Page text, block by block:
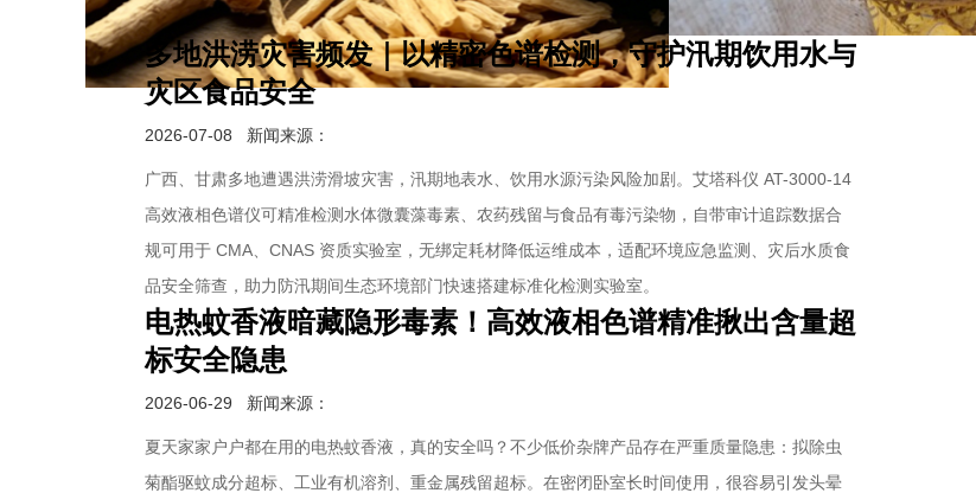
多地洪涝灾害频发｜以精密色谱检测，守护汛期饮用水与
灾区食品安全
2026-07-08 新闻来源：
广西、甘肃多地遭遇洪涝滑坡灾害，汛期地表水、饮用水源污染风险加剧。艾塔科仪 AT-3000-14
高效液相色谱仪可精准检测水体微囊藻毒素、农药残留与食品有毒污染物，自带审计追踪数据合
规可用于 CMA、CNAS 资质实验室，无绑定耗材降低运维成本，适配环境应急监测、灾后水质食
品安全筛查，助力防汛期间生态环境部门快速搭建标准化检测实验室。
电热蚊香液暗藏隐形毒素！高效液相色谱精准揪出含量超
标安全隐患
2026-06-29 新闻来源：
夏天家家户户都在用的电热蚊香液，真的安全吗？不少低价杂牌产品存在严重质量隐患：拟除虫
菊酯驱蚊成分超标、工业有机溶剂、重金属残留超标。在密闭卧室长时间使用，很容易引发头晕